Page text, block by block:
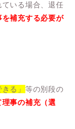
いる場合、退任
補充する必要が
る」 等の別段の
事の補充（選